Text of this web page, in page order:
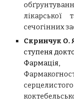
лікарської
сечогінних
Скринчук О.
ступеня